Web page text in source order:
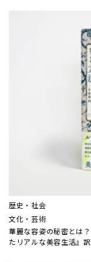
歴史・社会
文化・芸術
華麗な容姿の秘密とは
たリアルな美容生活』